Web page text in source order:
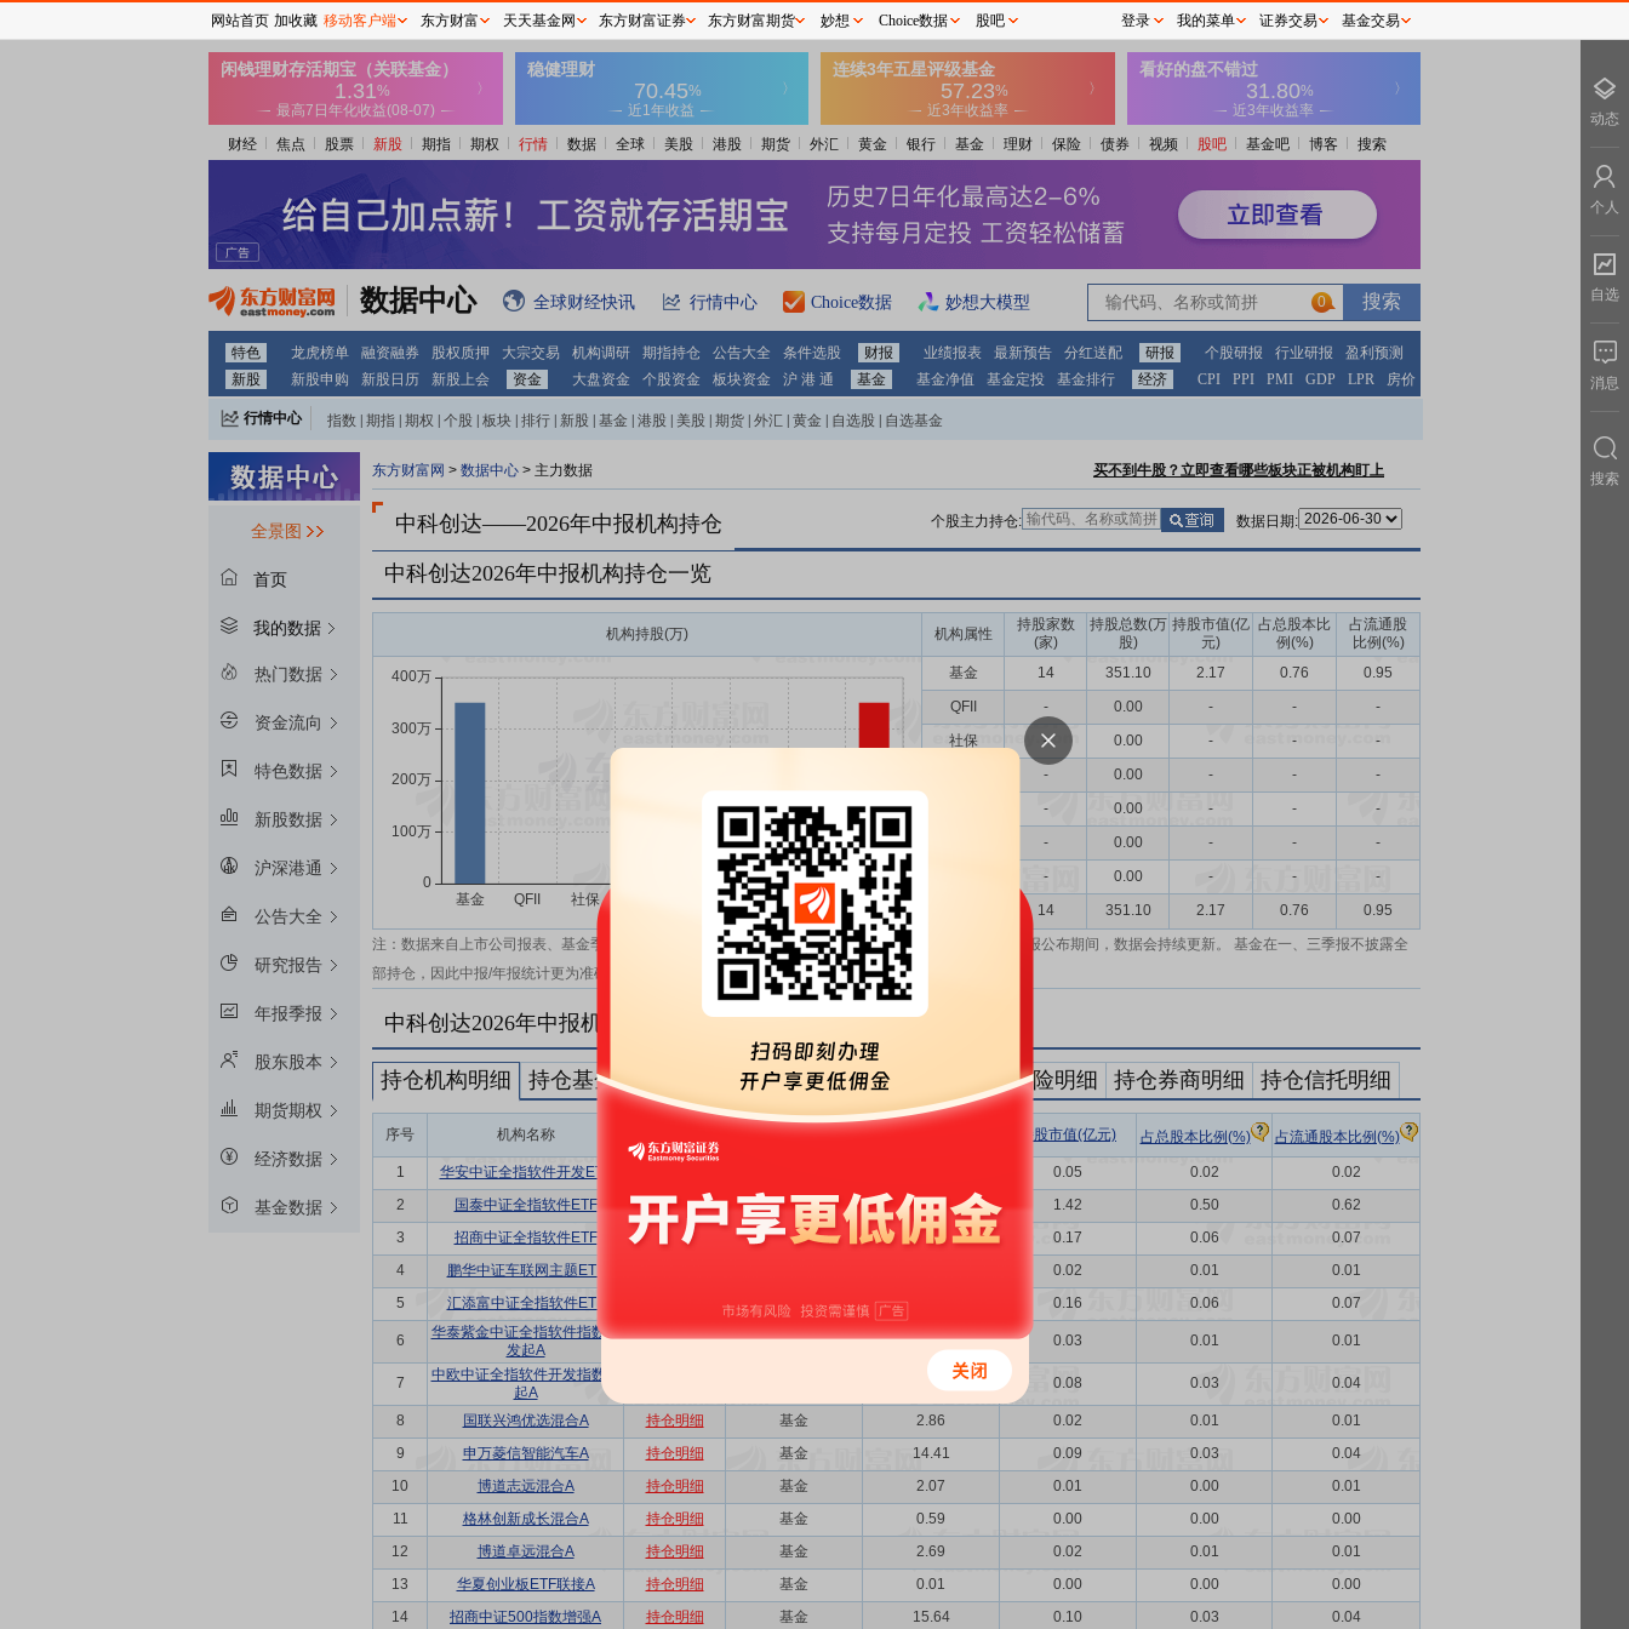
财经 焦点 股票 新股 期指 期权 行情 数据 全球 美股 港股 期货 外汇 黄金 银行 基金 理财 保险 债券 视频 股吧 基金吧 博客 搜索
数据中心 全球财经快讯 行情中心 Choice数据 妙想大模型 0
特色 龙虎榜单 融资融券 股权质押 大宗交易 机构调研 期指持仓 公告大全 条件选股 财报 业绩报表 最新预告 分红送配 研报 个股研报 行业研报
盈利预测
新股
新股申购 新股日历 新股上会 资金 大盘资金 个股资金 板块资金 沪 港 通 基金 基金净值 基金定投 基金排行 经济 CPI PPI PMI GDP LPR 房价
行情中心 指数 期指 期权 个股 板块 排行 新股 基金 港股 美股 期货 外汇 黄金 自选股 自选基金
全景图
首页
我的数据
热门数据
资金流向
特色数据
新股数据
沪深港通
公告大全
研究报告
年报季报
股东股本
期货期权
经济数据
基金数据
东方财富网 > 数据中心 > 主力数据 买不到牛股？立即查看哪些板块正被机构盯上
中科创达——2026年中报机构持仓 个股主力持仓: 数据日期:
中科创达2026年中报机构持仓一览
机构持股(万) 机构属性
持股家数
(家)
持股总数(万
股)
持股市值(亿
元)
占总股本比
例(%)
占流通股
比例(%)
基金
14 351.10 2.17 0.76
0.95
QFII
- 0.00 - -
-
社保
- 0.00 - -
-
- 0.00 - -
-
- 0.00 - -
-
- 0.00 - -
-
- 0.00 - -
-
14 351.10 2.17 0.76
0.95
注：数据来自上市公司报表、基金季报、半年报和基金年报；在上市公司报表、基金季报、半年报和年报公布期间，数据会持续更新。 基金在一、三季报不披露全
部持仓，因此中报/年报统计更为准确。
中科创达2026年中报机构持仓明细
持仓机构明细 持仓基金明细 持仓QFII明细 持仓社保明细 持仓保险明细 持仓券商明细 持仓信托明细
序号 机构名称 机构属性 持股市值(亿元) 占总股本比例(%) 占流通股本比例(%)
1 华安中证全指软件开发ETF 0.05 0.02
0.02
2
国泰中证全指软件ETF 持仓明细 基金 229.57 1.42 0.50
0.62
3
招商中证全指软件ETF 持仓明细 基金 27.16 0.17 0.06
0.07
4
鹏华中证车联网主题ETF 0.02 0.01
0.01
5
汇添富中证全指软件ETF 基金 0.16 0.06 0.07
6
华泰紫金中证全指软件指数型
发起A
持仓明细 基金 4.86 0.03 0.01 0.01
7
中欧中证全指软件开发指数发
起A
13.21 0.08 0.03 0.04
8 国联兴鸿优选混合A 持仓明细 基金 2.86 0.02 0.01
0.01
9
申万菱信智能汽车A 持仓明细 基金 14.41 0.09 0.03
0.04
10
博道志远混合A 持仓明细 基金 2.07 0.01 0.00
0.01
11
格林创新成长混合A 持仓明细 基金 0.59 0.00 0.00
0.00
12
博道卓远混合A 持仓明细 基金 2.69 0.02 0.01
0.01
13
华夏创业板ETF联接A 持仓明细 基金 0.01 0.00 0.00
0.00
14
招商中证500指数增强A 持仓明细 基金 15.64 0.10 0.03 0.04
网站首页 加收藏 移动客户端 东方财富 天天基金网 东方财富证券 东方财富期货 妙想 Choice数据 股吧 登录 我的菜单 证券交易 基金交易
动态
个人
自选
消息
搜索